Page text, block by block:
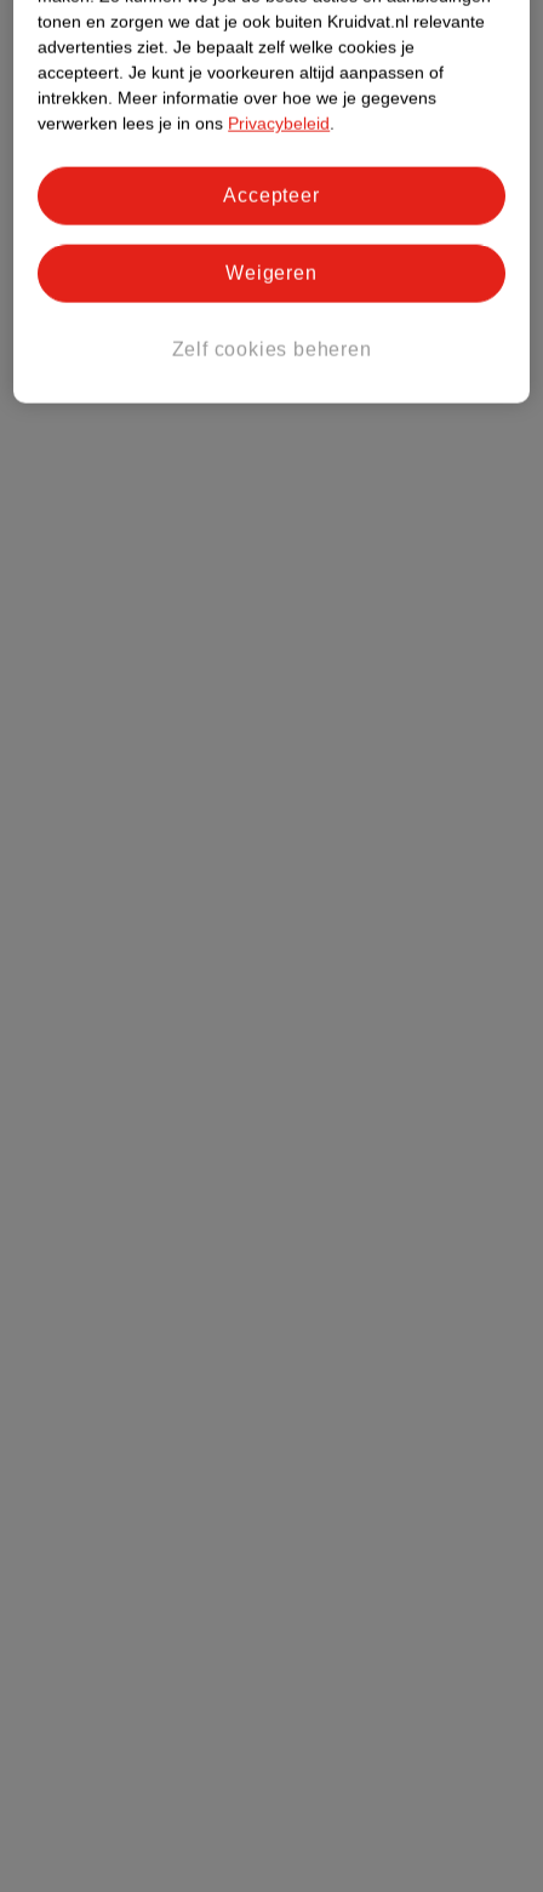
tonen en zorgen we dat je ook buiten Kruidvat.nl relevante
advertenties ziet. Je bepaalt zelf welke cookies je
accepteert. Je kunt je voorkeuren altijd aanpassen of
intrekken. Meer informatie over hoe we je gegevens
verwerken lees je in ons Privacybeleid.
Zelf cookies beheren
Weigeren
Accepteer